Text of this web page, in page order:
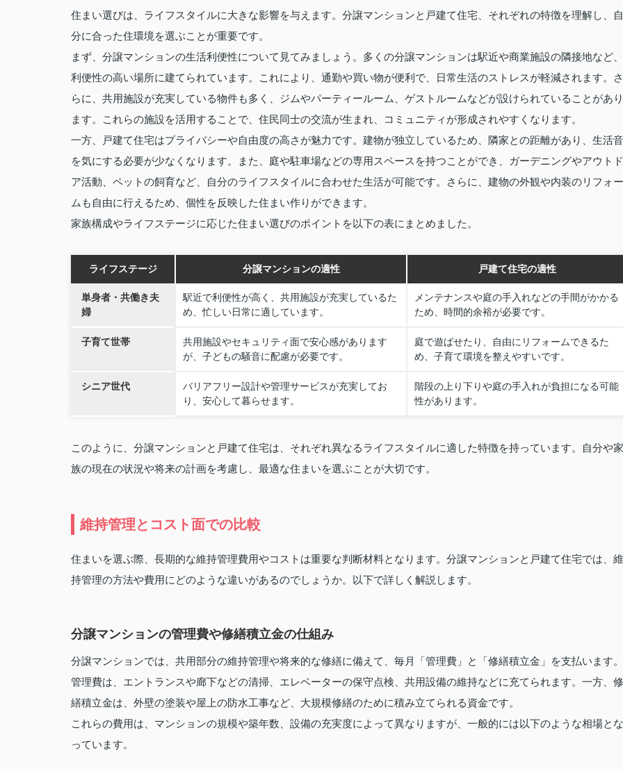
住まい選びは、ライフスタイルに大きな影響を与えます。分譲マンションと戸建て住宅、それぞれの特徴を理解し、自
分に合った住環境を選ぶことが重要です。
まず、分譲マンションの生活利便性について見てみましょう。多くの分譲マンションは駅近や商業施設の隣接地など、
利便性の高い場所に建てられています。これにより、通勤や買い物が便利で、日常生活のストレスが軽減されます。さ
らに、共用施設が充実している物件も多く、ジムやパーティールーム、ゲストルームなどが設けられていることがあり
ます。これらの施設を活用することで、住民同士の交流が生まれ、コミュニティが形成されやすくなります。
一方、戸建て住宅はプライバシーや自由度の高さが魅力です。建物が独立しているため、隣家との距離があり、生活音
を気にする必要が少なくなります。また、庭や駐車場などの専用スペースを持つことができ、ガーデニングやアウトド
ア活動、ペットの飼育など、自分のライフスタイルに合わせた生活が可能です。さらに、建物の外観や内装のリフォー
ムも自由に行えるため、個性を反映した住まい作りができます。
家族構成やライフステージに応じた住まい選びのポイントを以下の表にまとめました。
ライフステージ 分譲マンションの適性 戸建て住宅の適性
単身者・共働き夫
婦
駅近で利便性が高く、共用施設が充実しているた
め、忙しい日常に適しています。
メンテナンスや庭の手入れなどの手間がかかる
ため、時間的余裕が必要です。
子育て世帯
共用施設やセキュリティ面で安心感があります
が、子どもの騒音に配慮が必要です。
庭で遊ばせたり、自由にリフォームできるた
め、子育て環境を整えやすいです。
シニア世代
バリアフリー設計や管理サービスが充実してお
り、安心して暮らせます。
階段の上り下りや庭の手入れが負担になる可能
性があります。
このように、分譲マンションと戸建て住宅は、それぞれ異なるライフスタイルに適した特徴を持っています。自分や家
族の現在の状況や将来の計画を考慮し、最適な住まいを選ぶことが大切です。
維持管理とコスト面での比較
住まいを選ぶ際、長期的な維持管理費用やコストは重要な判断材料となります。分譲マンションと戸建て住宅では、維
持管理の方法や費用にどのような違いがあるのでしょうか。以下で詳しく解説します。
分譲マンションの管理費や修繕積立金の仕組み
分譲マンションでは、共用部分の維持管理や将来的な修繕に備えて、毎月「管理費」と「修繕積立金」を支払います。
管理費は、エントランスや廊下などの清掃、エレベーターの保守点検、共用設備の維持などに充てられます。一方、修
繕積立金は、外壁の塗装や屋上の防水工事など、大規模修繕のために積み立てられる資金です。
これらの費用は、マンションの規模や築年数、設備の充実度によって異なりますが、一般的には以下のような相場とな
っています。